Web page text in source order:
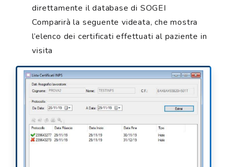
direttamente il database di SOGEI
Comparirà la seguente videata, che mostra
l’elenco dei certificati effettuati al paziente in
visita